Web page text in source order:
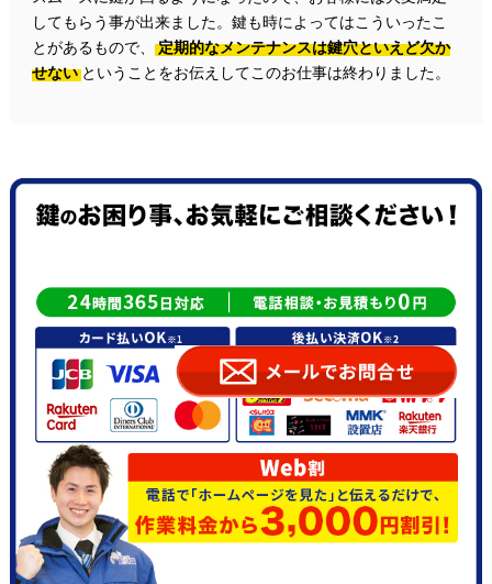
してもらう事が出来ました。鍵も時によってはこういったこ
とがあるもので、
定期的なメンテナンスは鍵穴といえど欠か
せないということをお伝えしてこのお仕事は終わりました。